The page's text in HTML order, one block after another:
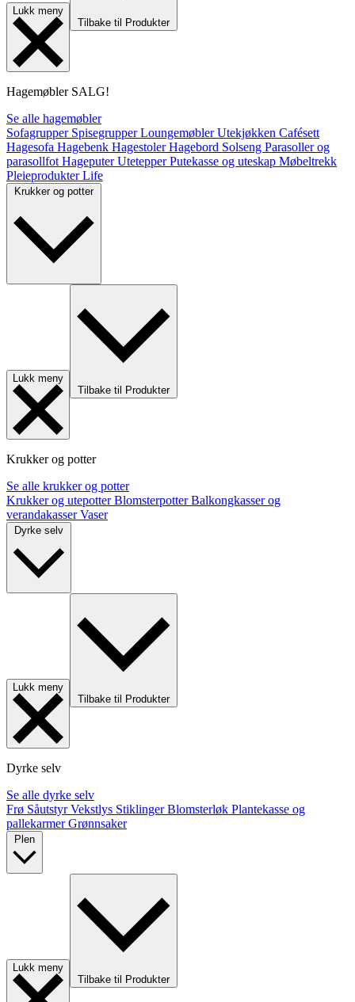
Lukk meny
Tilbake til Produkter
Hagemøbler SALG!
Se alle hagemøbler
Sofagrupper SpisegrupperLoungemøblerUtekjøkken Cafésett
Hagesofa Hagebenk HagestolerHagebord Solseng Parasoller og
parasollfot HageputerUtetepperPutekasse og uteskap Møbeltrekk
PleieprodukterLife
Krukker og potter
Lukk meny
Tilbake til Produkter
Krukker og potter
Se alle krukker og potter
Krukker og utepotterBlomsterpotterBalkongkasser og
verandakasserVaser
Lukk meny
Tilbake til Produkter
Dyrke selv
Se alle dyrke selv
Frø SåutstyrVekstlys StiklingerBlomsterløk Plantekasse og
pallekarmerGrønnsaker
Lukk meny
Tilbake til Produkter